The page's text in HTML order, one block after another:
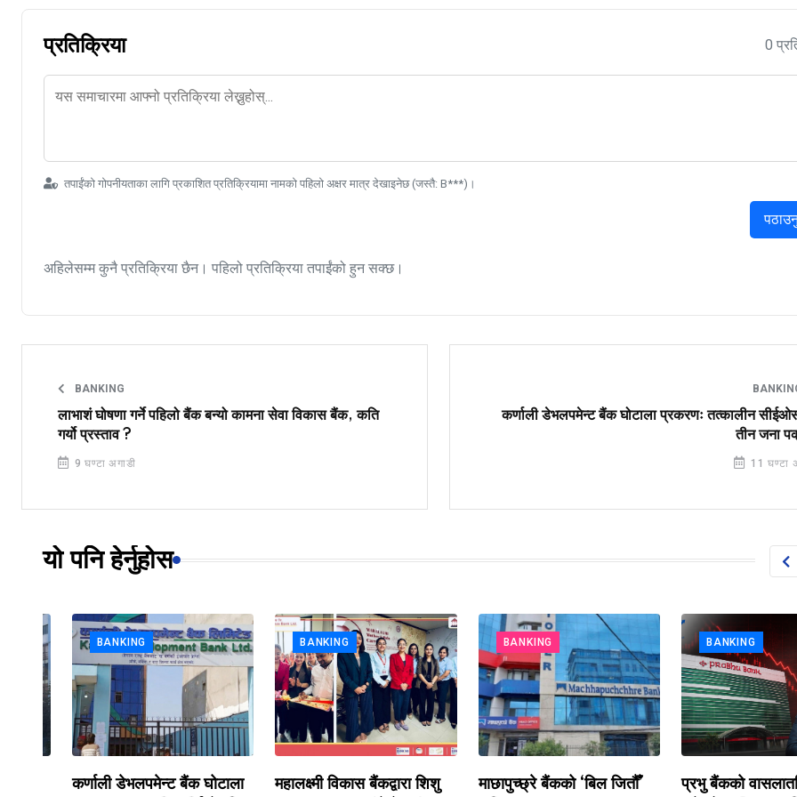
प्रतिक्रिया 0
तपाईंको गोपनीयताका लागि प्रकाशित प्रतिक्रियामा नामको पहिलो अक्षर मात्र देखाइनेछ (जस्तै: B***)।
अहिलेसम्म कुनै प्रतिक्रिया छैन। पहिलो प्रतिक्रिया तपाईंको हुन सक्छ।
BANKING
लाभाशं घोषणा गर्ने पहिलो बैंक बन्यो कामना सेवा विकास बैंक, कति
गर्यो प्रस्ताव ?
9 घण्टा अगाडी
कर्णाली डेभलपमेन्ट बैंक घोटाला प्रकरणः तत्कालीन
तीन जना
11 घण्टा
यो पनि हेर्नुहोस
BANKING
कर्णाली डेभलपमेन्ट बैंक घोटाला
BANKING
महालक्ष्मी विकास बैंकद्वारा शिशु
BANKING
माछापुच्छ्रे बैंकको ‘बिल जितौँ’
BANKING
प्रभु बैंकको